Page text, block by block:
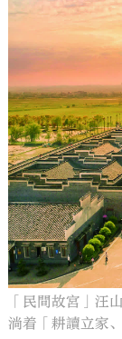
「民間故宮」汪
淌着「耕讀立家